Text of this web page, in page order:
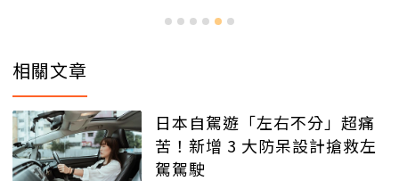
相關文章
日本自駕遊「左右不分」超痛
苦！新增 3 大防呆設計搶救左
駕駕駛